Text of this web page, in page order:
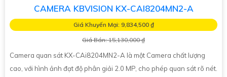
CAMERA KBVISION KX-CAI8204MN2-A
Giá Khuyến Mại: 9,834,500 ₫
Giá Bán: 15,130,000 ₫
Camera quan sát KX-CAi8204MN2-A là một Camera chất lượng
cao, với hình ảnh đạt độ phân giải 2.0 MP, cho phép quan sát rõ nét.